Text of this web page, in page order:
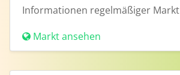
Informationen regelmäßiger Markt
Markt ansehen